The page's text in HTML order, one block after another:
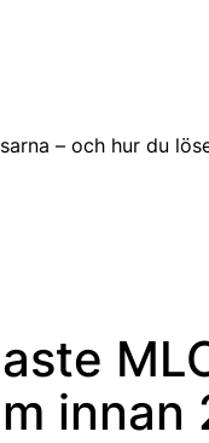
– och hur du
innan